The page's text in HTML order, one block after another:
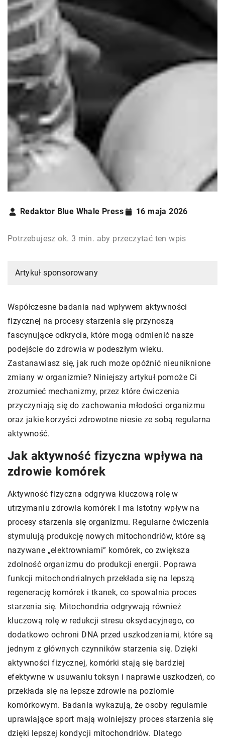
Redaktor Blue Whale Press 16 maja 2026
Potrzebujesz ok. 3 min. aby przeczytać ten wpis
Artykuł sponsorowany
Współczesne badania nad wpływem aktywności
fizycznej na procesy starzenia się przynoszą
fascynujące odkrycia, które mogą odmienić nasze
podejście do zdrowia w podeszłym wieku.
Zastanawiasz się, jak ruch może opóźnić nieuniknione
zmiany w organizmie? Niniejszy artykuł pomoże Ci
zrozumieć mechanizmy, przez które ćwiczenia
przyczyniają się do zachowania młodości organizmu
oraz jakie korzyści zdrowotne niesie ze sobą regularna
aktywność.
Jak aktywność fizyczna wpływa na
zdrowie komórek
Aktywność fizyczna odgrywa kluczową rolę w
utrzymaniu zdrowia komórek i ma istotny wpływ na
procesy starzenia się organizmu. Regularne ćwiczenia
stymulują produkcję nowych mitochondriów, które są
nazywane „elektrowniami” komórek, co zwiększa
zdolność organizmu do produkcji energii. Poprawa
funkcji mitochondrialnych przekłada się na lepszą
regenerację komórek i tkanek, co spowalnia proces
starzenia się. Mitochondria odgrywają również
kluczową rolę w redukcji stresu oksydacyjnego, co
dodatkowo ochroni DNA przed uszkodzeniami, które są
jednym z głównych czynników starzenia się. Dzięki
aktywności fizycznej, komórki stają się bardziej
efektywne w usuwaniu toksyn i naprawie uszkodzeń, co
przekłada się na lepsze zdrowie na poziomie
komórkowym. Badania wykazują, że osoby regularnie
uprawiające sport mają wolniejszy proces starzenia się
dzięki lepszej kondycji mitochondriów. Dlatego